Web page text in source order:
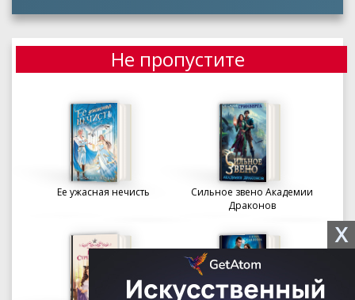
Не пропустите
Ее ужасная нечисть
Сильное звено Академии
Драконов
X